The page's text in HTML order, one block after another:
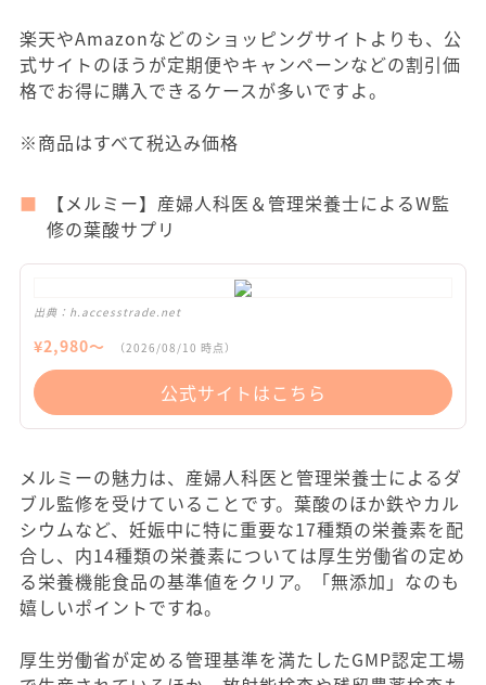
楽天やAmazonなどのショッピングサイトよりも、公
式サイトのほうが定期便やキャンペーンなどの割引価
格でお得に購入できるケースが多いですよ。
※商品はすべて税込み価格
【メルミー】産婦人科医＆管理栄養士によるW監
修の葉酸サプリ
出典： h.accesstrade.net
¥2,980〜 （2026/08/10 時点）
公式サイトはこちら
メルミーの魅力は、産婦人科医と管理栄養士によるダ
ブル監修を受けていることです。葉酸のほか鉄やカル
シウムなど、妊娠中に特に重要な17種類の栄養素を配
合し、内14種類の栄養素については厚生労働省の定め
る栄養機能食品の基準値をクリア。「無添加」なのも
嬉しいポイントですね。
厚生労働省が定める管理基準を満たしたGMP認定工場